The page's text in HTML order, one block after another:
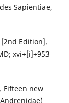
Sapientiae,
[2nd Edition].
xvi+[i]+953
Fifteen new